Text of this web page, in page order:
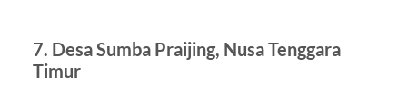
7. Desa Sumba Praijing, Nusa Tenggara
Timur